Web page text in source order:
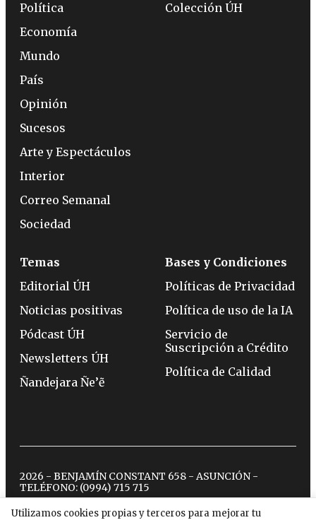
Utilizamos cookies propias y terceros para mejorar tu
Política
Economía
Mundo
País
Opinión
Sucesos
Arte y Espectáculos
Interior
Correo Semanal
Sociedad
Colección ÚH
Temas
Editorial ÚH
Noticias positivas
Pódcast ÚH
Newsletters ÚH
Ñandejara Ñe’ẽ
Bases y Condiciones
Políticas de Privacidad
Política de uso de la IA
Servicio de
Suscripción a Crédito
Política de Calidad
2026 - BENJAMÍN CONSTANT 658 - ASUNCIÓN -
TELÉFONO: (0994) 715 715